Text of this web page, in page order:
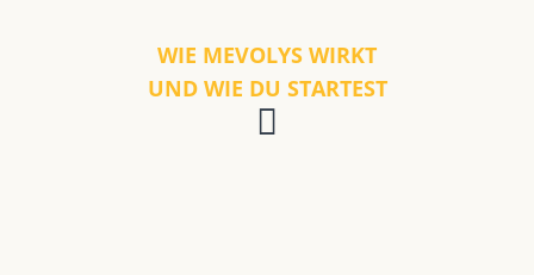
WIE MEVOLYS WIRKT
UND WIE DU STARTEST